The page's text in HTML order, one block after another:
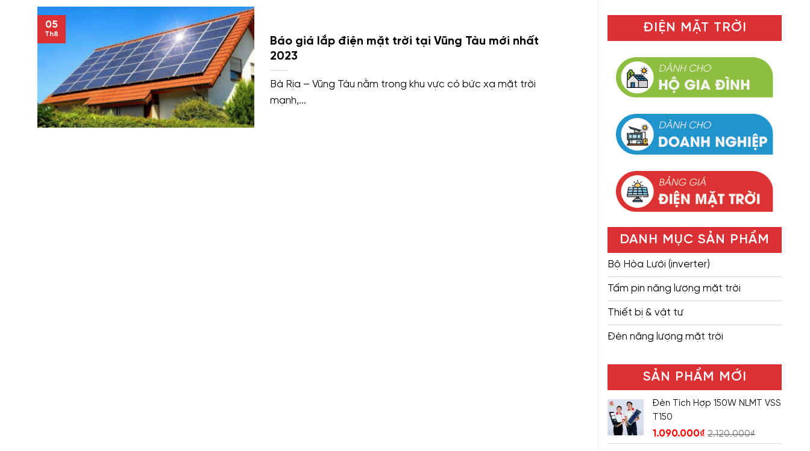
Báo giá lắp điện mặt trời tại Vũng Tàu mới nhất
2023
Bà Rịa – Vũng Tàu nằm trong khu vực có bức xạ mặt trời
mạnh,...
05
Th8 ĐIỆN MẶT TRỜI
DANH MỤC SẢN PHẨM
Bộ Hòa Lưới (inverter)
Tấm pin năng lượng mặt trời
Thiết bị & vật tư
Đèn năng lượng mặt trời
SẢN PHẨM MỚI
Đèn Tích Hợp 150W NLMT VSS
T150
1.090.000₫ 2.120.000₫